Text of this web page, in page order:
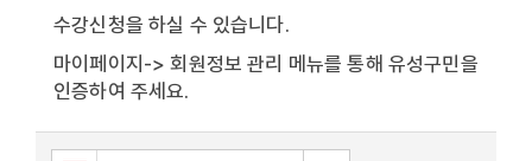
수강신청을 하실 수 있습니다.
마이페이지-> 회원정보 관리 메뉴를 통해 유성구민을
인증하여 주세요.